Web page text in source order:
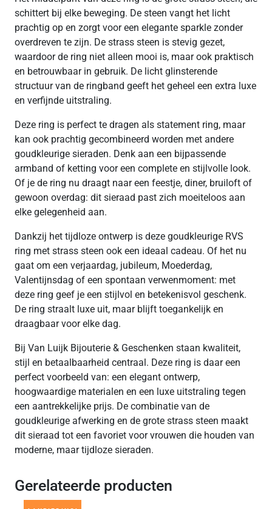
schittert bij elke beweging. De steen vangt het licht
prachtig op en zorgt voor een elegante sparkle zonder
overdreven te zijn. De strass steen is stevig gezet,
waardoor de ring niet alleen mooi is, maar ook praktisch
en betrouwbaar in gebruik. De licht glinsterende
structuur van de ringband geeft het geheel een extra luxe
en verfijnde uitstraling.
Deze ring is perfect te dragen als statement ring, maar
kan ook prachtig gecombineerd worden met andere
goudkleurige sieraden. Denk aan een bijpassende
armband of ketting voor een complete en stijlvolle look.
Of je de ring nu draagt naar een feestje, diner, bruiloft of
gewoon overdag: dit sieraad past zich moeiteloos aan
elke gelegenheid aan.
Dankzij het tijdloze ontwerp is deze goudkleurige RVS
ring met strass steen ook een ideaal cadeau. Of het nu
gaat om een verjaardag, jubileum, Moederdag,
Valentijnsdag of een spontaan verwenmoment: met
deze ring geef je een stijlvol en betekenisvol geschenk.
De ring straalt luxe uit, maar blijft toegankelijk en
draagbaar voor elke dag.
Bij Van Luijk Bijouterie & Geschenken staan kwaliteit,
stijl en betaalbaarheid centraal. Deze ring is daar een
perfect voorbeeld van: een elegant ontwerp,
hoogwaardige materialen en een luxe uitstraling tegen
een aantrekkelijke prijs. De combinatie van de
goudkleurige afwerking en de grote strass steen maakt
dit sieraad tot een favoriet voor vrouwen die houden van
moderne, maar tijdloze sieraden.
Gerelateerde producten